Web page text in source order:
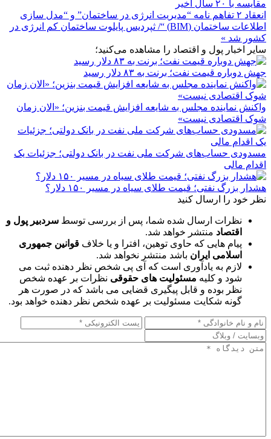
مقایسه با ۲۰ سال اخیر
انعقاد ۲ تفاهم نامه “مدیریت انرژی در ساختمان” و “مدل سازی
اطلاعات ساختمان (BIM) “/ ثپردیس پایلوت ساختمان کم انرژی در
کشور شد »
سایر اخبار پول و اقتصاد را مشاهده می‌کنید؛
جهش دوباره قیمت نفت؛ برنت به ۸۳ دلار رسید
واکنش نماینده مجلس به شایعه افزایش قیمت بنزین؛ «الان زمان
شوک اقتصادی نیست»
مسدودی حساب‌های شرکت ملی نفت در بانک دولتی؛ جزئیات یک
اقدام مالی
هشدار بزرگ نفتی؛ قیمت طلای سیاه در مسیر ۱۵۰ دلار؟
نظر خود را ارسال کنید
نظرات ارسال شده شما، پس از بررسی توسط سردبیر پول و
اقتصاد منتشر خواهد شد.
پیام هایی که حاوی توهین، افترا و یا خلاف قوانین جمهوری
اسلامی ایران باشد منتشر نخواهد شد.
لازم به یادآوری است که آی پی شخص نظر دهنده ثبت می
شود و کلیه مسئولیت های حقوقی نظرات بر عهده شخص
نظر بوده و قابل پیگیری قضایی می باشد که در صورت هر
گونه شکایت مسئولیت بر عهده شخص نظر دهنده خواهد بود.